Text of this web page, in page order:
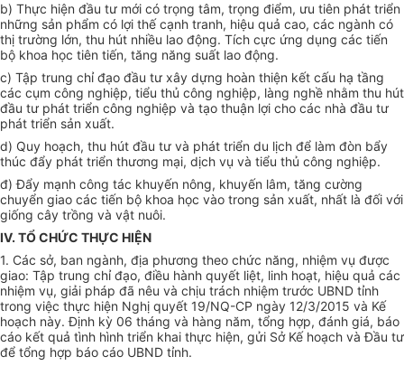
b) Thực hiện đầu tư mới có trọng tâm, trọng điểm, ưu tiên phát triển
những sản phẩm có lợi thế cạnh tranh, hiệu quả cao, các ngành có
thị trường lớn, thu hút nhiều lao động. Tích cực ứng dụng các tiến
bộ khoa học tiên tiến, tăng năng suất lao động.
c) Tập trung chỉ đạo đầu tư xây dựng hoàn thiện kết cấu hạ tầng
các cụm công nghiệp, tiểu thủ công nghiệp, làng nghề nhằm thu hút
đầu tư phát triển công nghiệp và tạo thuận lợi cho các nhà đầu tư
phát triển sản xuất.
d) Quy hoạch, thu hút đầu tư và phát triển du lịch để làm đòn bẩy
thúc đẩy phát triển thương mại, dịch vụ và tiểu thủ công nghiệp.
đ) Đẩy mạnh công tác khuyến nông, khuyến lâm, tăng cường
chuyển giao các tiến bộ khoa học vào trong sản xuất, nhất là đối với
giống cây trồng và vật nuôi.
IV. TỔ CHỨC THỰC HIỆN
1. Các sở, ban ngành, địa phương theo chức năng, nhiệm vụ được
giao: Tập trung chỉ đạo, điều hành quyết liệt, linh hoạt, hiệu quả các
nhiệm vụ, giải pháp đã nêu và chịu trách nhiệm trước UBND tỉnh
trong việc thực hiện Nghị quyết 19/NQ-CP ngày 12/3/2015 và Kế
hoạch này. Định kỳ 06 tháng và hàng năm, tổng hợp, đánh giá, báo
cáo kết quả tình hình triển khai thực hiện, gửi Sở Kế hoạch và Đầu tư
để tổng hợp báo cáo UBND tỉnh.